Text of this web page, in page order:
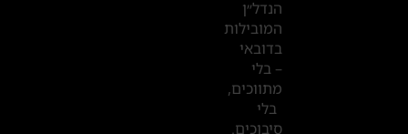
המשרדים
שלנו
בדובאי
הנדל״ן
המובילות
בדובאי
– בלי
מתווכים,
בלי
סיבוכים.